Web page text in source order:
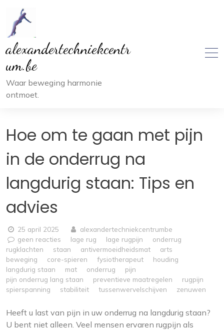
inhoud
alexandertechniekcentr
um.be
Waar beweging harmonie
ontmoet.
Hoe om te gaan met pijn
in de onderrug na
langdurig staan: Tips en
advies
25 april 2025
alexandertechniekcentrumbe
geen reacties
lage rug lage rugpijn
onderrug
rugklachten
staan antivermoeidheidsmat
arts
beweging
core-spieren fysiotherapeut
houding
langdurig staan
mat onderrug
pijn
pijn onderrug lang staan
preventieve maatregelen
rugpijn
spierspanning
stabiliteit tussenwervelschijven zenuwen
Heeft u last van pijn in uw onderrug na langdurig staan?
U bent niet alleen. Veel mensen ervaren rugpijn als